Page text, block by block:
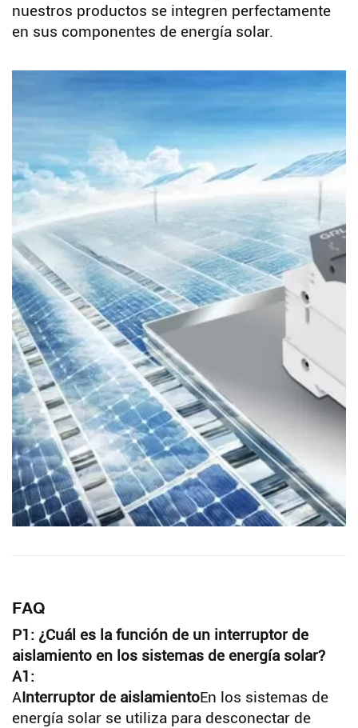
nuestros productos se integren perfectamente
en sus componentes de energía solar.
FAQ
P1: ¿Cuál es la función de un interruptor de
aislamiento en los sistemas de energía solar?
A1:
AInterruptor de aislamientoEn los sistemas de
energía solar se utiliza para desconectar de
Buscar
Buscar